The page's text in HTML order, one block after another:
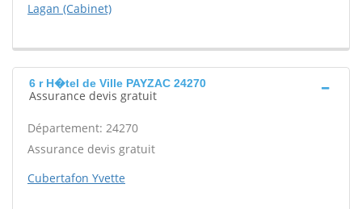
Lagan (Cabinet)
6 r H�tel de Ville PAYZAC 24270
Assurance devis gratuit
Département: 24270
Assurance devis gratuit
Cubertafon Yvette